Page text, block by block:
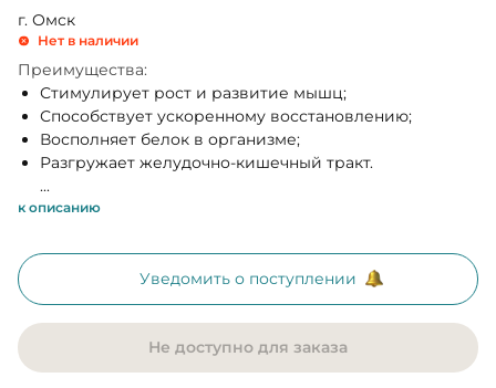
г. Омск
Нет в наличии
Преимущества:
Стимулирует рост и развитие мышц;
Способствует ускоренному восстановлению;
Восполняет белок в организме;
Разгружает желудочно-кишечный тракт.
...
к описанию
Уведомить о поступлении
Не доступно для заказа